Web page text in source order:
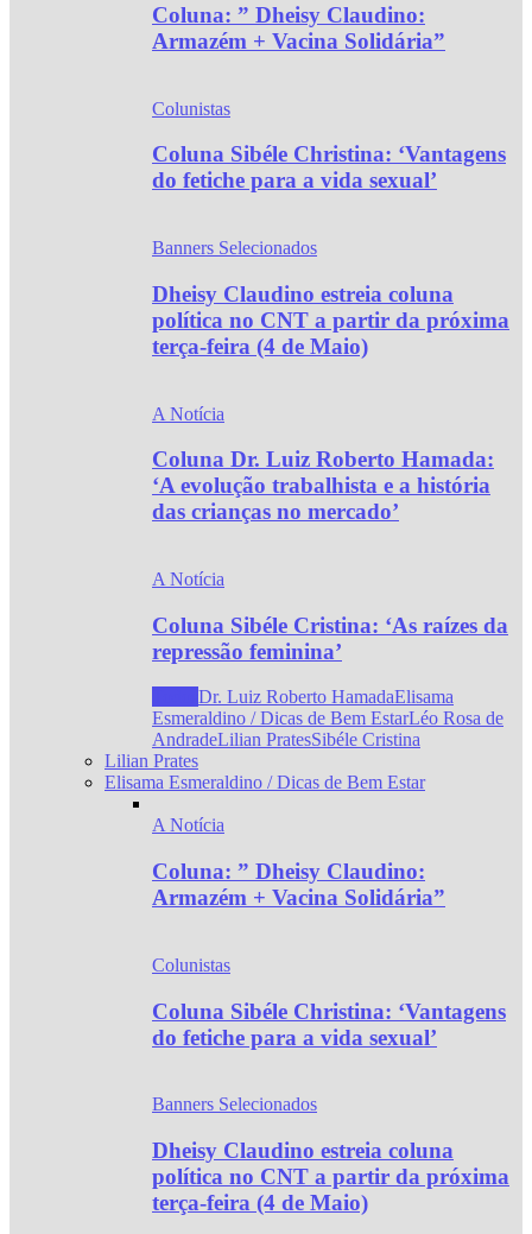
Coluna: ” Dheisy Claudino:
Armazém + Vacina Solidária”
Colunistas
Coluna Sibéle Christina: ‘Vantagens
do fetiche para a vida sexual’
Banners Selecionados
Dheisy Claudino estreia coluna
política no CNT a partir da próxima
terça-feira (4 de Maio)
A Notícia
Coluna Dr. Luiz Roberto Hamada:
‘A evolução trabalhista e a história
das crianças no mercado’
A Notícia
Coluna Sibéle Cristina: ‘As raízes da
repressão feminina’
Dr. Luiz Roberto HamadaElisama
Esmeraldino / Dicas de Bem EstarLéo Rosa de
AndradeLilian PratesSibéle Cristina
Lilian Prates
Elisama Esmeraldino / Dicas de Bem Estar
A Notícia
Coluna: ” Dheisy Claudino:
Armazém + Vacina Solidária”
Colunistas
Coluna Sibéle Christina: ‘Vantagens
do fetiche para a vida sexual’
Banners Selecionados
Dheisy Claudino estreia coluna
política no CNT a partir da próxima
terça-feira (4 de Maio)